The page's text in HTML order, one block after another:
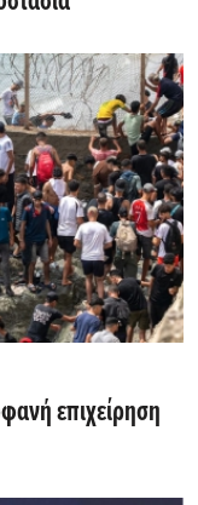
επιχείρηση